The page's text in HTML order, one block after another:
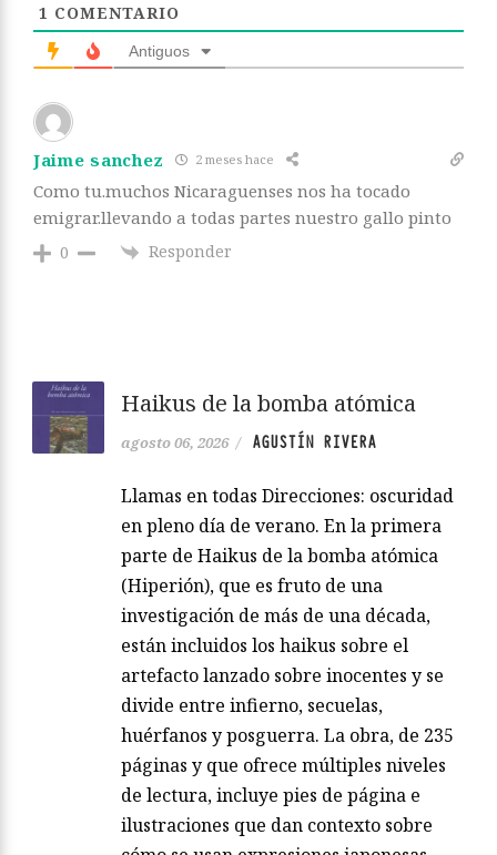
1 COMENTARIO
Antiguos
Jaime sanchez 2 meses hace
Como tu.muchos Nicaraguenses nos ha tocado
emigrar.llevando a todas partes nuestro gallo pinto
0 Responder
Haikus de la bomba atómica
agosto 06, 2026 / AGUSTÍN RIVERA
Llamas en todas Direcciones: oscuridad
en pleno día de verano. En la primera
parte de Haikus de la bomba atómica
(Hiperión), que es fruto de una
investigación de más de una década,
están incluidos los haikus sobre el
artefacto lanzado sobre inocentes y se
divide entre infierno, secuelas,
huérfanos y posguerra. La obra, de 235
páginas y que ofrece múltiples niveles
de lectura, incluye pies de página e
ilustraciones que dan contexto sobre